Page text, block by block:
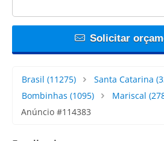
Solicitar
Brasil (11275) Santa Catarina
Bombinhas (1095) Mariscal
Anúncio #114383